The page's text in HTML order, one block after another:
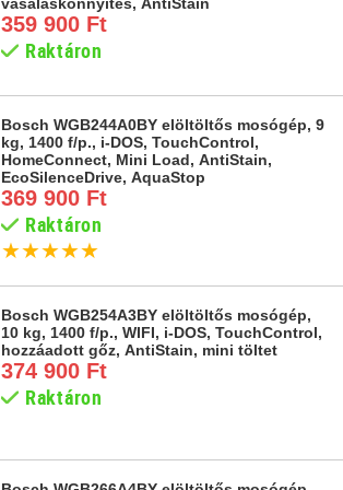
359 900 Ft
Raktáron
Bosch WGB244A0BY elöltöltős mosógép, 9
kg, 1400 f/p., i-DOS, TouchControl,
HomeConnect, Mini Load, AntiStain,
EcoSilenceDrive, AquaStop
369 900 Ft
Raktáron
★★★★★
Bosch WGB254A3BY elöltöltős mosógép,
10 kg, 1400 f/p., WIFI, i-DOS, TouchControl,
hozzáadott gőz, AntiStain, mini töltet
374 900 Ft
Raktáron